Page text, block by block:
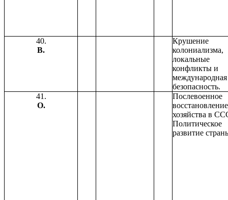
40.
В.
Крушение
колониализма,
локальные
конфликты и
международная
безопасность.
41.
О.
Послевоенное
восстановление
хозяйства в
Политическое
развитие